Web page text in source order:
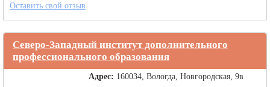
Оставить свой отзыв
Северо-Западный институт дополнительного
профессионального образования
Адрес: 160034, Вологда, Новгородская, 9в